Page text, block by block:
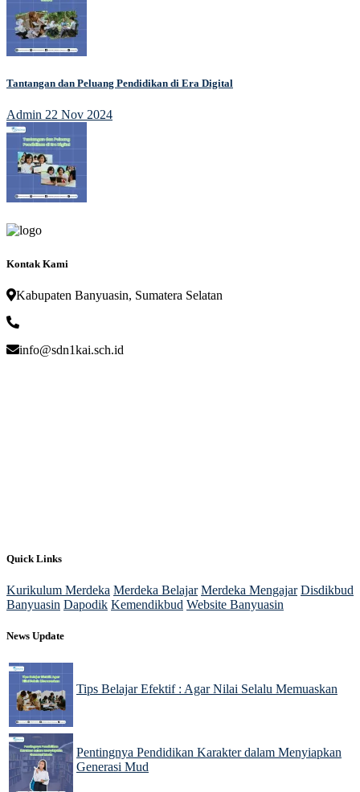
Tantangan dan Peluang Pendidikan di Era Digital
Admin 22 Nov 2024
Kontak Kami
Kabupaten Banyuasin, Sumatera Selatan
info@sdn1kai.sch.id
Quick Links
Kurikulum Merdeka Merdeka Belajar Merdeka Mengajar Disdikbud
Banyuasin Dapodik Kemendikbud Website Banyuasin
News Update
Tips Belajar Efektif : Agar Nilai Selalu Memuaskan
Pentingnya Pendidikan Karakter dalam Menyiapkan
Generasi Mud